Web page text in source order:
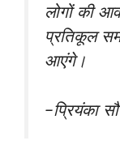
लोगों की
प्रतिकूल
आएंगे।
-प्रियंका